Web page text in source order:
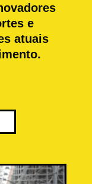
e
atuais